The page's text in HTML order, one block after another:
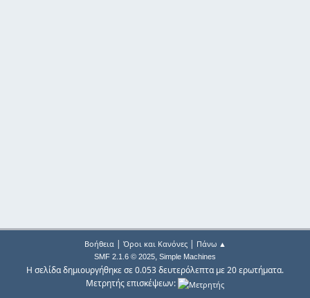
Βοήθεια| Όροι και Κανόνες| Πάνω ▲
SMF 2.1.6 © 2025, Simple Machines
Η σελίδα δημιουργήθηκε σε 0.053 δευτερόλεπτα με 20 ερωτήματα.
Μετρητής επισκέψεων: